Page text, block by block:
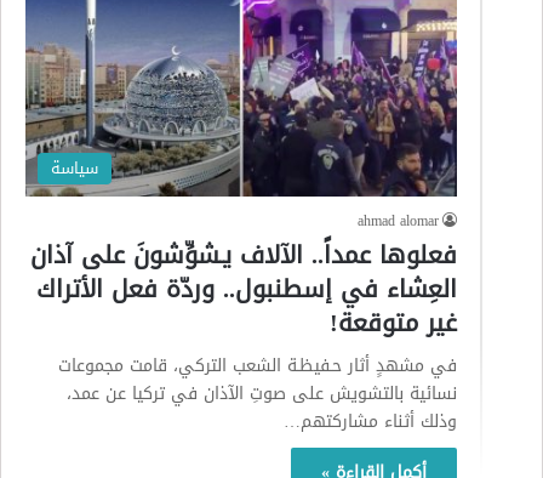
سياسة
ahmad alomar
فعلوها عمداً.. الآلاف يـشوِّشونَ على آذان
العِشاء في إسطنبول.. وردّة فعل الأتراك
غير متوقعة!
في مشهدٍ أثار حـفيظـة الشعب التركي، قامت مجموعات
نسائية بالتشويش على صوتِ الآذان في تركيا عن عمد،
وذلك أثناء مشاركتهم…